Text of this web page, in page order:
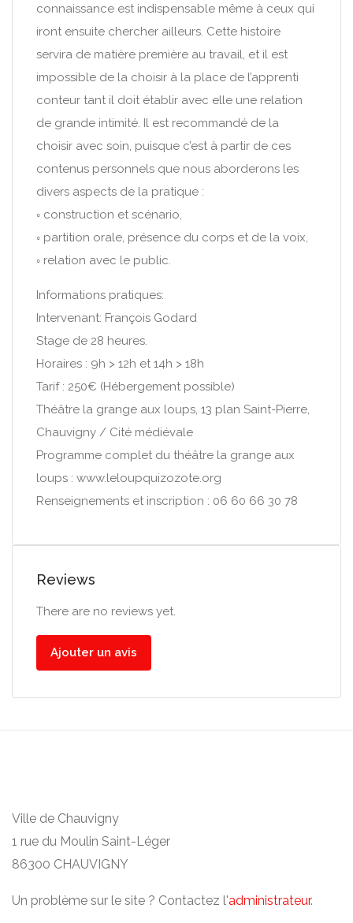
connaissance est indispensable même à ceux qui
iront ensuite chercher ailleurs. Cette histoire
servira de matière première au travail, et il est
impossible de la choisir à la place de l’apprenti
conteur tant il doit établir avec elle une relation
de grande intimité. Il est recommandé de la
choisir avec soin, puisque c’est à partir de ces
contenus personnels que nous aborderons les
divers aspects de la pratique :
◦ construction et scénario,
◦ partition orale, présence du corps et de la voix,
◦ relation avec le public.
Informations pratiques:
Intervenant: François Godard
Stage de 28 heures.
Horaires : 9h > 12h et 14h > 18h
Tarif : 250€ (Hébergement possible)
Théâtre la grange aux loups, 13 plan Saint-Pierre,
Chauvigny / Cité médiévale
Programme complet du théâtre la grange aux
loups : www.leloupquizozote.org
Renseignements et inscription : 06 60 66 30 78
Reviews
There are no reviews yet.
Ajouter un avis
Ville de Chauvigny
1 rue du Moulin Saint-Léger
86300 CHAUVIGNY
Un problème sur le site ? Contactez l'administrateur.